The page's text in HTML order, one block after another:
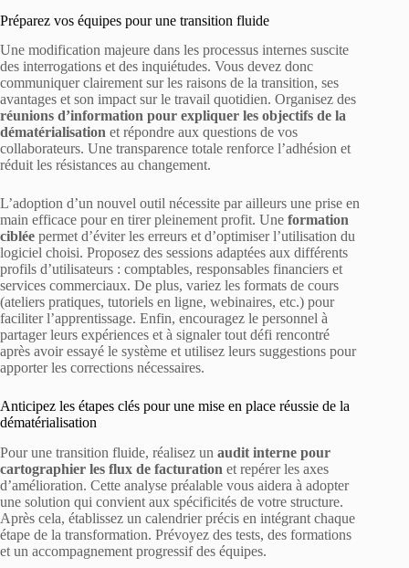
Préparez vos équipes pour une transition fluide
Une modification majeure dans les processus internes suscite
des interrogations et des inquiétudes. Vous devez donc
communiquer clairement sur les raisons de la transition, ses
avantages et son impact sur le travail quotidien. Organisez des
réunions d’information pour expliquer les objectifs de la
dématérialisation et répondre aux questions de vos
collaborateurs. Une transparence totale renforce l’adhésion et
réduit les résistances au changement.
L’adoption d’un nouvel outil nécessite par ailleurs une prise en
main efficace pour en tirer pleinement profit. Une formation
ciblée permet d’éviter les erreurs et d’optimiser l’utilisation du
logiciel choisi. Proposez des sessions adaptées aux différents
profils d’utilisateurs : comptables, responsables financiers et
services commerciaux. De plus, variez les formats de cours
(ateliers pratiques, tutoriels en ligne, webinaires, etc.) pour
faciliter l’apprentissage. Enfin, encouragez le personnel à
partager leurs expériences et à signaler tout défi rencontré
après avoir essayé le système et utilisez leurs suggestions pour
apporter les corrections nécessaires.
Anticipez les étapes clés pour une mise en place réussie de la
dématérialisation
Pour une transition fluide, réalisez un audit interne pour
cartographier les flux de facturation et repérer les axes
d’amélioration. Cette analyse préalable vous aidera à adopter
une solution qui convient aux spécificités de votre structure.
Après cela, établissez un calendrier précis en intégrant chaque
étape de la transformation. Prévoyez des tests, des formations
et un accompagnement progressif des équipes.